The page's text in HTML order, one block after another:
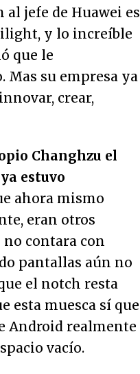
jefe de Huawei es
y lo increíble
que le
Mas su empresa ya
crear,
Changhzu el
estuvo
ahora mismo
eran otros
contara con
pantallas aún no
el notch resta
esta muesca sí que
Android realmente
vacío.